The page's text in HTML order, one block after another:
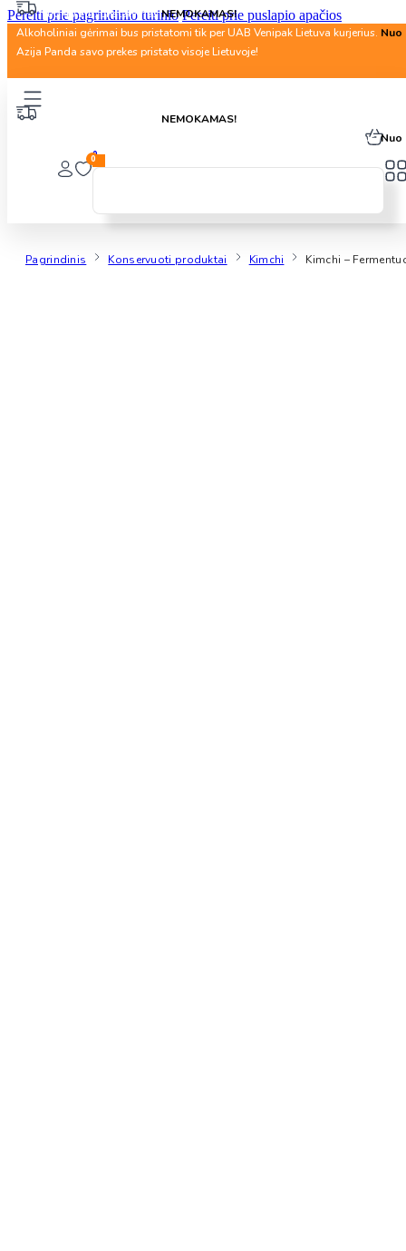
Pereiti prie pagrindinio turinio Pereiti prie puslapio apačios
Nuo 40 Eur. pristatymasNEMOKAMAS!
Alkoholiniai gėrimai bus pristatomi tik per UAB Venipak Lietuva kurjerius. Nuo
Azija Panda savo prekes pristato visoje Lietuvoje!
NEMOKAMAS!
Alkoholiniai gėrimai bus pristatomi tik per UAB Venipak Lietuva kurjerius.Nuo
00
Pagrindinis Konservuoti produktai Kimchi Kimchi –